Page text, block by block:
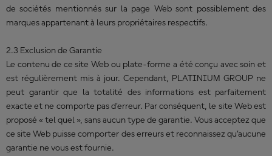
de sociétés mentionnés sur la page Web sont possiblement des
marques appartenant à leurs propriétaires respectifs.
2.3 Exclusion de Garantie
Le contenu de ce site Web ou plate-forme a été conçu avec soin et
est régulièrement mis à jour. Cependant, PLATINIUM GROUP ne
peut garantir que la totalité des informations est parfaitement
exacte et ne comporte pas d’erreur. Par conséquent, le site Web est
proposé « tel quel », sans aucun type de garantie. Vous acceptez que
ce site Web puisse comporter des erreurs et reconnaissez qu’aucune
garantie ne vous est fournie.